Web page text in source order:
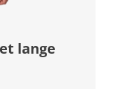
lange